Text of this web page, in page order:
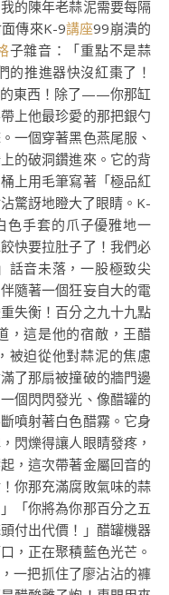
的陳年老蒜泥需要每隔
傳來K-9講座99崩潰的
子雜音：「重點不是蒜
推進器快沒紅棗了！
的東西！除了——你那缸
上他最珍愛的那把銀勺
一個穿著黑色燕尾服、
的破洞鑽進來。它的背
上用毛筆寫著「極品紅
驚訝地瞪大了眼睛。K-
色手套的爪子優雅地一
快要拉肚子了！我們必
話音未落，一股極致尖
隨著一個狂妄自大的電
失衡！百分之九十九點
，這是他的宿敵，王醋
被迫從他對蒜泥的焦慮
了那扇被撞破的牆門邊
個閃閃發光、像醋罐的
噴射著白色醋霧。它身
閃爍得讓人眼睛發疼，
，這次帶著金屬回音的
你那充滿腐敗氣味的蒜
「你將為你那百分之五
付出代價！」醋罐機器
，正在聚積藍色光芒。
一把抓住了廖沾沾的褲